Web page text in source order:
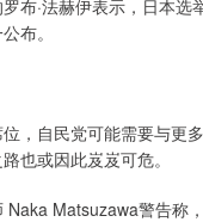
·法赫伊表示，日本选
布。
自民党可能需要与更
也或因此岌岌可危。
Matsuzawa警告称，